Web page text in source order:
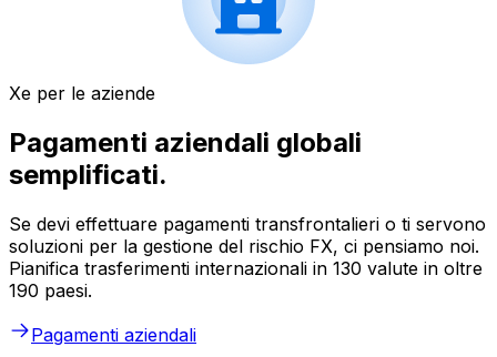
Xe per le aziende
Pagamenti aziendali globali
semplificati.
Se devi effettuare pagamenti transfrontalieri o ti servono
soluzioni per la gestione del rischio FX, ci pensiamo noi.
Pianifica trasferimenti internazionali in 130 valute in oltre
190 paesi.
Pagamenti aziendali